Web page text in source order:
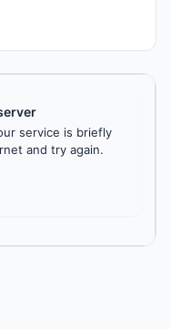
service is briefly
and try again.